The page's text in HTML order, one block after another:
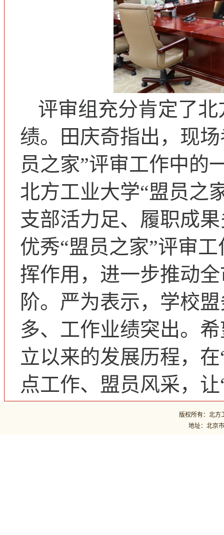
评审组充分肯定了
绩。田庆奇指出，现
员之家”评审工作中的
北方工业大学“盟员之
支部活力足、履职成
优秀“盟员之家”评审
挥作用，进一步推动
阶。严为表示，学校
多、工作业绩突出。
立以来的发展历程，
点工作、盟员风采，
版权所有：北方
地址：北京